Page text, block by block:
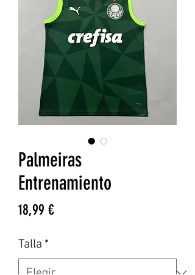
Palmeiras
Entrenamiento
18,99 €Precio
Talla *